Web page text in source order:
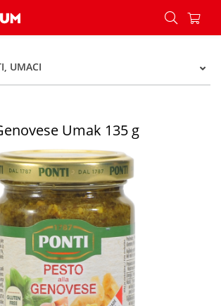
Pesto Genovese Umak 135 g - Konzum
UMACI
Umak 135 g